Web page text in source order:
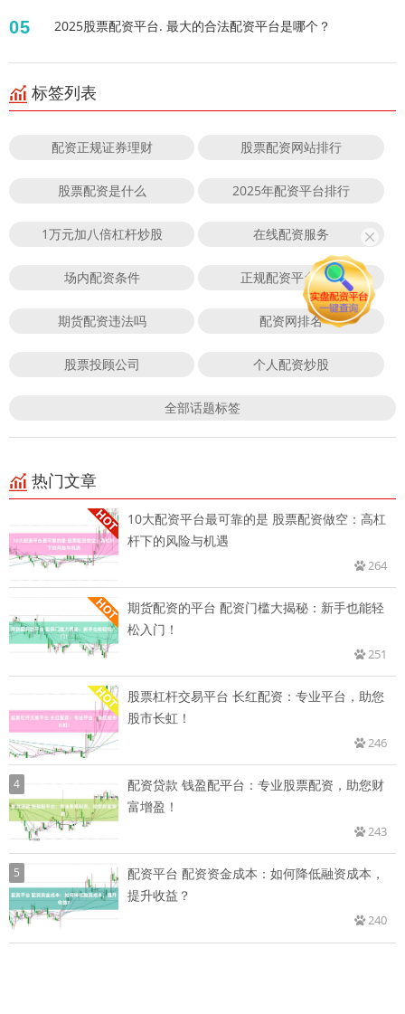
05 2025股票配资平台. 最大的合法配资平台是哪个？
标签列表
配资正规证券理财 股票配资网站排行
股票配资是什么 2025年配资平台排行
1万元加八倍杠杆炒股 在线配资服务
场内配资条件 正规配资平台排行
期货配资违法吗 配资网排名
股票投顾公司 个人配资炒股
全部话题标签
热门文章
10大配资平台最可靠的是 股票配资做空：高杠
杆下的风险与机遇
264
期货配资的平台 配资门槛大揭秘：新手也能轻
松入门！
251
股票杠杆交易平台 长红配资：专业平台，助您
股市长虹！
246
4
配资贷款 钱盈配平台：专业股票配资，助您财
富增盈！
243
5
配资平台 配资资金成本：如何降低融资成本，
提升收益？
240